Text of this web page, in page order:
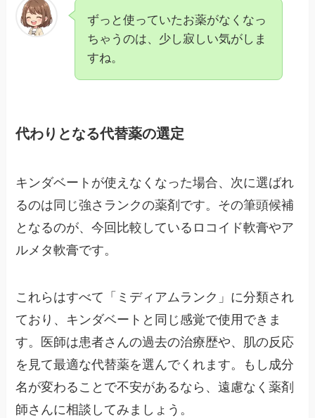
ずっと使っていたお薬がなくなっ
ちゃうのは、少し寂しい気がしま
すね。
代わりとなる代替薬の選定
キンダベートが使えなくなった場合、次に選ばれ
るのは同じ強さランクの薬剤です。その筆頭候補
となるのが、今回比較しているロコイド軟膏やア
ルメタ軟膏です。
これらはすべて「ミディアムランク」に分類され
ており、キンダベートと同じ感覚で使用できま
す。医師は患者さんの過去の治療歴や、肌の反応
を見て最適な代替薬を選んでくれます。もし成分
名が変わることで不安があるなら、遠慮なく薬剤
師さんに相談してみましょう。